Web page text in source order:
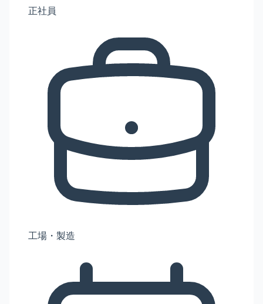
正社員
工場・製造